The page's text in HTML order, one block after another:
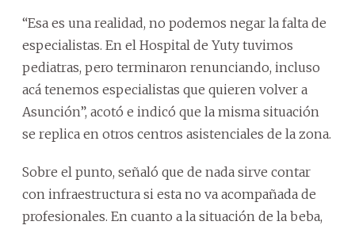
“Esa es una realidad, no podemos negar la falta de
especialistas. En el Hospital de Yuty tuvimos
pediatras, pero terminaron renunciando, incluso
acá tenemos especialistas que quieren volver a
Asunción”, acotó e indicó que la misma situación
se replica en otros centros asistenciales de la zona.
Sobre el punto, señaló que de nada sirve contar
con infraestructura si esta no va acompañada de
profesionales. En cuanto a la situación de la beba,